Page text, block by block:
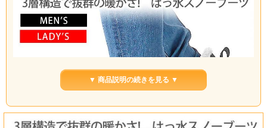
▼ 商品説明の続きを見る ▼